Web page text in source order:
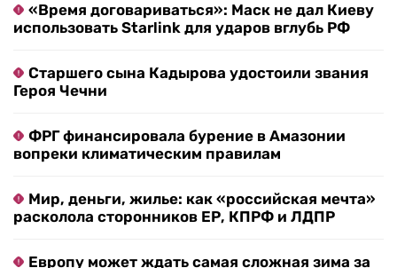
«Время договариваться»: Маск не дал Киеву
использовать Starlink для ударов вглубь РФ
Старшего сына Кадырова удостоили звания
Героя Чечни
ФРГ финансировала бурение в Амазонии
вопреки климатическим правилам
Мир, деньги, жилье: как «российская мечта»
расколола сторонников ЕР, КПРФ и ЛДПР
Европу может ждать самая сложная зима за